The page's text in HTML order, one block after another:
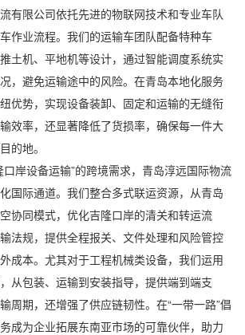
有限公司依托先进的物联网技术和专业车队
作业流程。我们的运输车团队配备特种车
土机、平地机等设计，通过智能调度系统实
，避免运输途中的风险。在青岛本地化服务
优势，实现设备装卸、固定和运输的无缝衔
效率，还显著降低了货损率，确保每一件大
的地。
口岸设备运输”的跨境需求，青岛淳远国际物流
国际通道。我们整合多式联运资源，从青岛
协同模式，优化吉隆口岸的清关和转运流
法规，提供全程报关、文件处理和风险管控
成本。尤其对于工程机械类设备，我们运用
从包装、运输到安装指导，提供端到端支
周期，还增强了供应链韧性。在“一带一路”倡
成为企业拓展东南亚市场的可靠伙伴，助力